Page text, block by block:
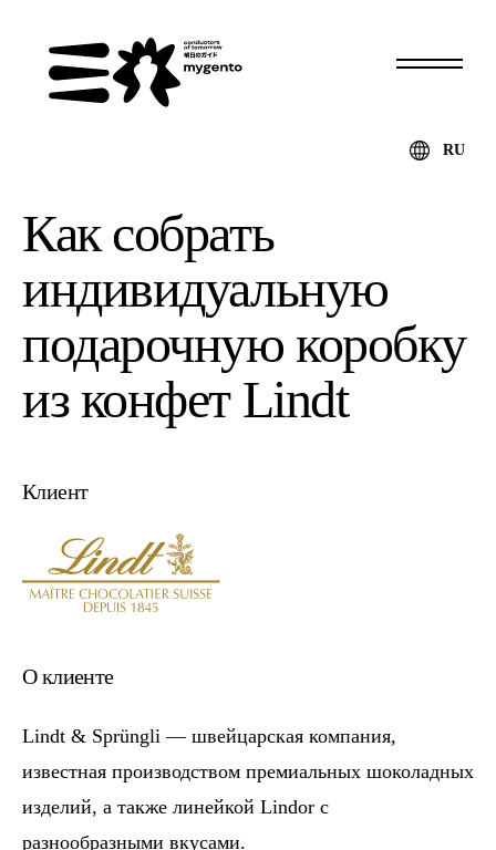
Как собрать
индивидуальную
подарочную коробку
из конфет Lindt
Клиент
О клиенте
Lindt & Sprüngli — швейцарская компания,
известная производством премиальных шоколадных
изделий, а также линейкой Lindor с
разнообразными вкусами.
RU